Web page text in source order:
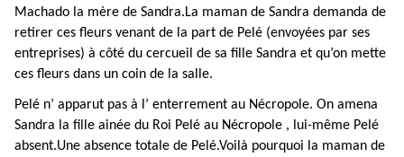
Machado la mère de Sandra.La maman de Sandra demanda de
retirer ces fleurs venant de la part de Pelé (envoyées par ses
entreprises) à côté du cercueil de sa fille Sandra et qu’on mette
ces fleurs dans un coin de la salle.
Pelé n’ apparut pas à l’ enterrement au Nécropole. On amena
Sandra la fille ainée du Roi Pelé au Nécropole , lui-même Pelé
absent.Une absence totale de Pelé.Voilà pourquoi la maman de